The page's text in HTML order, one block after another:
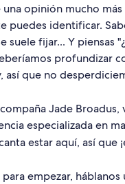
opinión mucho
puedes identificar.
suele fijar... Y piensas
profundizar
así que no
Jade
especializada en
estar aquí, así que
empezar,